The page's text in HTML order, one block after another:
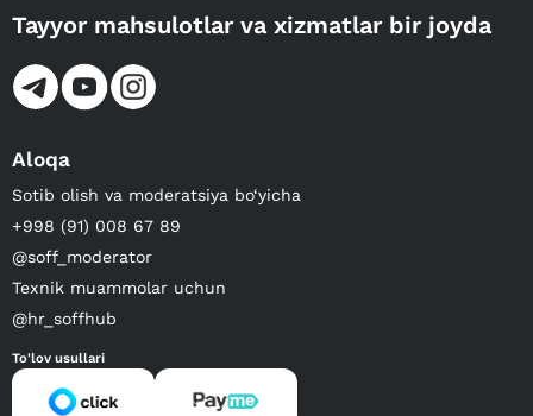
Tayyor mahsulotlar va xizmatlar bir joyda
Aloqa
Sotib olish va moderatsiya bo‘yicha
+998 (91) 008 67 89
@soff_moderator
Texnik muammolar uchun
@hr_soffhub
To'lov usullari